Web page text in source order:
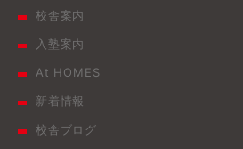
校舎案内
入塾案内
At HOMES
新着情報
校舎ブログ